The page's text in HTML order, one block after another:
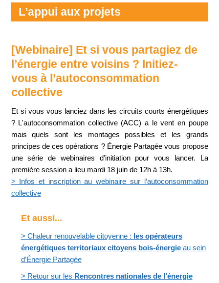
L’appui aux projets
[Webinaire] Et si vous partagiez de
l’énergie entre voisins ? Initiez-
vous à l’autoconsommation
collective
Et si vous vous lanciez dans les circuits courts énergétiques
? L'autoconsommation collective (ACC) a le vent en poupe
mais quels sont les montages possibles et les grands
principes de ces opérations ? Énergie Partagée vous propose
une série de webinaires d'initiation pour vous lancer. La
première session a lieu mardi 18 juin de 12h à 13h.
> Infos et inscription au webinaire sur l’autoconsommation
collective
Et aussi...
> Chaleur renouvelable citoyenne : les opérateurs
énergétiques territoriaux citoyens bois-énergieau sein
d’Énergie Partagée
> Retour sur les Rencontres nationales de l’énergie